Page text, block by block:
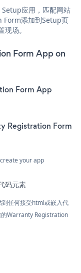
应用，匹配网站
Form添加到Setup页
场。
Form App on
Form App
Registration Form
your app
码元素
任何接受html或嵌入代
Warranty Registration